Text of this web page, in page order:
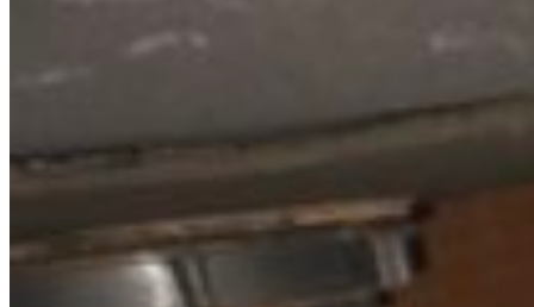
0
No products in the cart.